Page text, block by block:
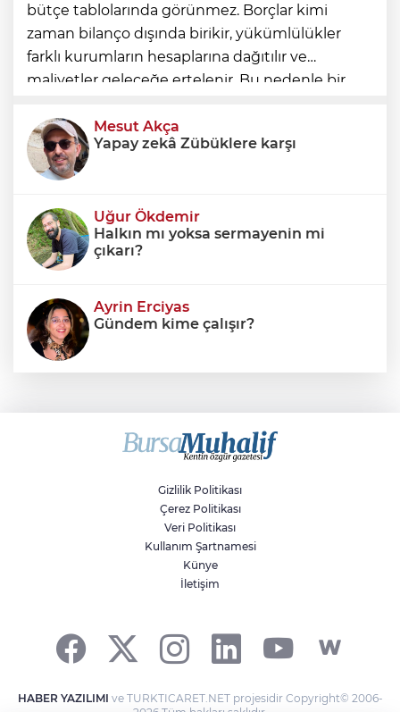
bütçe tablolarında görünmez. Borçlar kimi
zaman bilanço dışında birikir, yükümlülükler
farklı kurumların hesaplarına dağıtılır ve
maliyetler geleceğe ertelenir. Bu nedenle bir
yalnızca bütçe açığına veya resmi borç stok
Mesut Akça
Yapay zekâ Zübüklere karşı
Uğur Ökdemir
Halkın mı yoksa sermayenin mi
çıkarı?
Ayrin Erciyas
Gündem kime çalışır?
Savaşların gölgesinde engellilik,
doğa ve kaybedilen gelecek
Gizlilik Politikası
Çerez Politikası
Veri Politikası
Kullanım Şartnamesi
Künye
İletişim
HABER YAZILIMI ve TURKTICARET.NET projesidir Copyright© 2006-